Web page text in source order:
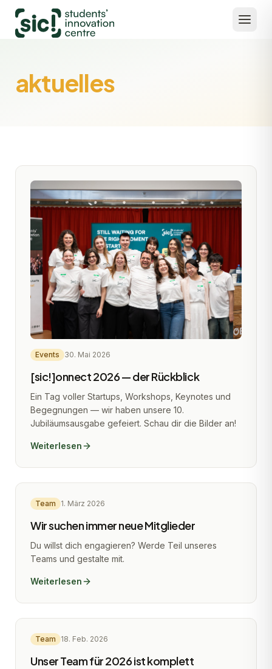
aktuelles
Events 30. Mai 2026
[sic!]onnect 2026 — der Rückblick
Ein Tag voller Startups, Workshops, Keynotes und
Begegnungen — wir haben unsere 10.
Jubiläumsausgabe gefeiert. Schau dir die Bilder an!
Weiterlesen
Team 1. März 2026
Wir suchen immer neue Mitglieder
Du willst dich engagieren? Werde Teil unseres
Teams und gestalte mit.
Weiterlesen
Team 18. Feb. 2026
Unser Team für 2026 ist komplett